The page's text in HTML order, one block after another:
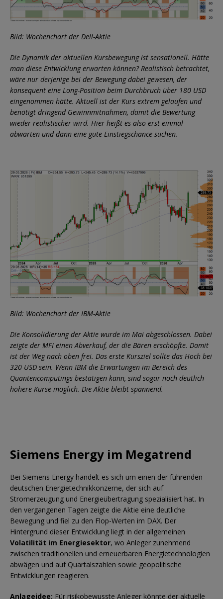
Bild: Wochenchart der Dell-Aktie
Die Dynamik der aktuellen Kursbewegung ist sensationell. Hätte
man diese Entwicklung erwarten können? Realistisch betrachtet,
wäre nur derjenige bei der Bewegung dabei gewesen, der
konsequent eine Long-Position beim Durchbruch über 180 USD
eingenommen hätte. Aktuell ist der Kurs extrem gelaufen und
benötigt dringend Gewinnmitnahmen, damit die Bewertung
wieder realistischer wird. Hier heißt es also erst einmal
abwarten und dann eine gute Einstiegschance suchen.
Bild: Wochenchart der IBM-Aktie
Die Konsolidierung der Aktie wurde im Mai abgeschlossen. Dabei
zeigte der MFI einen Abverkauf, der die Bären erschöpfte. Damit
ist der Weg nach oben frei. Das erste Kursziel sollte das Hoch bei
320 USD sein. Wenn IBM die Erwartungen im Bereich des
Quantencomputings bestätigen kann, sind sogar noch deutlich
höhere Kurse möglich. Die Aktie bleibt spannend.
Siemens Energy im Megatrend
Bei Siemens Energy handelt es sich um einen der führenden
deutschen Energietechnikkonzerne, der sich auf
Stromerzeugung und Energieübertragung spezialisiert hat. In
den vergangenen Tagen zeigte die Aktie eine deutliche
Bewegung und fiel zu den Flop-Werten im DAX. Der
Hintergrund dieser Entwicklung liegt in der allgemeinen
Volatilität im Energiesektor, wo Anleger zunehmend
zwischen traditionellen und erneuerbaren Energietechnologien
abwägen und auf Quartalszahlen sowie geopolitische
Entwicklungen reagieren.
Anlageidee: Für risikobewusste Anleger könnte der aktuelle